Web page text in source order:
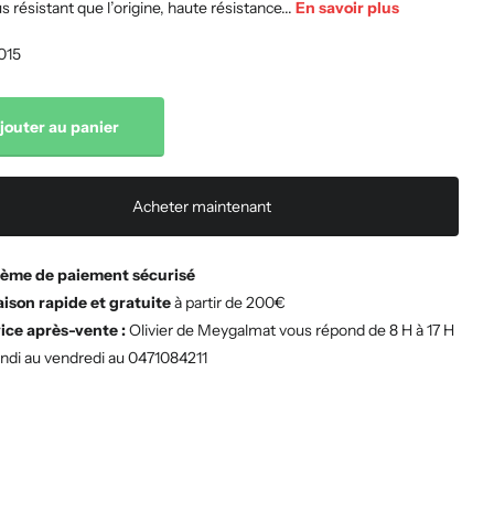
résistant que l’origine, haute résistance... En savoir plus
au panier
Acheter maintenant
de paiement sécurisé
rapide et gratuiteà partir de 200€
après-vente :Olivier de Meygalmat vous répond de 8 H à 17 H
au vendredi au 0471084211